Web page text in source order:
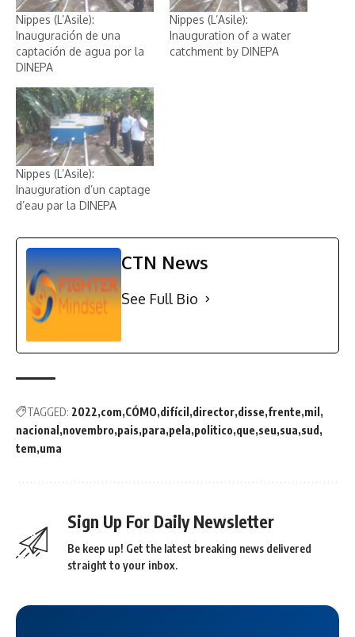
Nippes (L’Asile):
Inauguración de una
captación de agua por la
DINEPA
Nippes (L’Asile):
Inauguration of a water
catchment by DINEPA
Nippes (L’Asile):
Inauguration d’un captage
d’eau par la DINEPA
CTN News
See Full Bio
TAGGED: 2022 com CÓMO difícil director disse frente mil
nacional novembro pais para pela politico que seu sua sud
tem uma
Sign Up For Daily Newsletter
Be keep up! Get the latest breaking news delivered
straight to your inbox.